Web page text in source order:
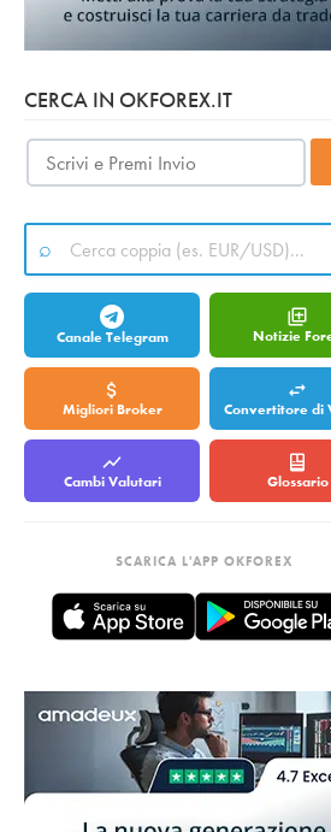
CERCA IN OKFOREX.IT
Canale Telegram Notizie
Migliori Broker Convertitore di
Cambi Valutari Glossario
SCARICA L'APP OKFOREX